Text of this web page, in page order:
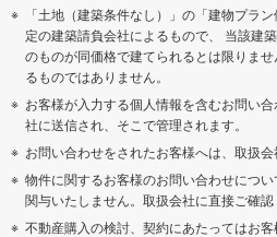
「土地（建築条件なし）」の「建物プラ
定の建築請負会社によるもので、 当該建
のものが同価格で建てられるとは限りま
るものではありません。
お客様が入力する個人情報を含むお問い
社に送信され、そこで管理されます。
お問い合わせをされたお客様へは、取扱会
物件に関するお客様のお問い合わせにつ
関与いたしません。取扱会社に直接ご確認
不動産購入の検討、契約にあたってはお